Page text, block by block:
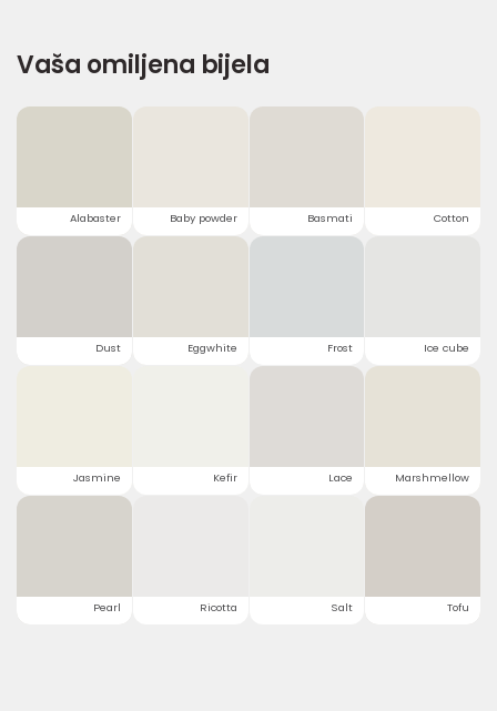
Vaša omiljena bijela
Alabaster Baby powder Basmati Cotton
Dust Eggwhite Frost Ice cube
Jasmine Kefir Lace Marshmellow
Pearl Ricotta Salt Tofu